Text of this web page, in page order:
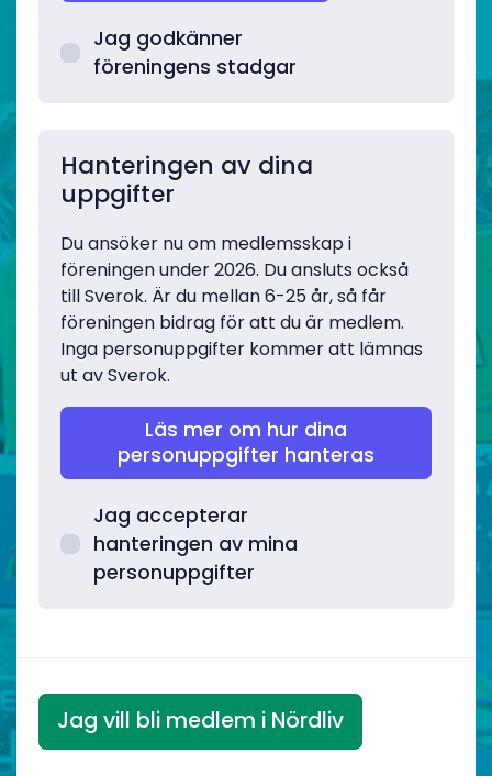
Jag godkänner
föreningens stadgar
Hanteringen av dina
uppgifter
Du ansöker nu om medlemsskap i
föreningen under 2026. Du ansluts också
till Sverok. Är du mellan 6-25 år, så får
föreningen bidrag för att du är medlem.
Inga personuppgifter kommer att lämnas
ut av Sverok.
Läs mer om hur dina
personuppgifter hanteras
Jag accepterar
hanteringen av mina
personuppgifter